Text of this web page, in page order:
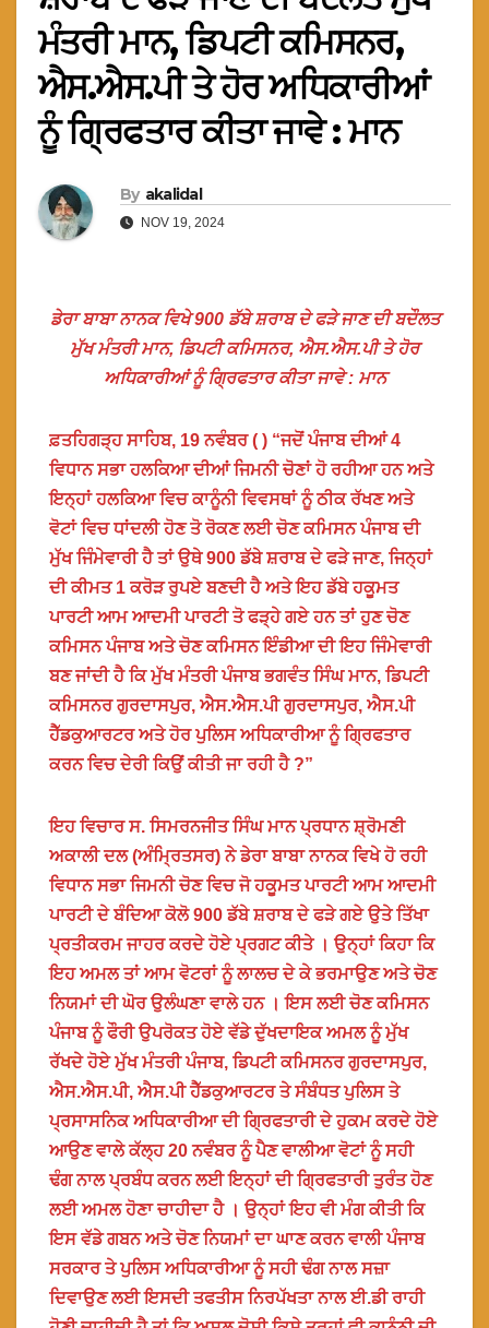
ਮੰਤਰੀ ਮਾਨ, ਡਿਪਟੀ ਕਮਿਸਨਰ,
ਐਸ.ਐਸ.ਪੀ ਤੇ ਹੋਰ ਅਧਿਕਾਰੀਆਂ
ਨੂੰ ਗ੍ਰਿਫਤਾਰ ਕੀਤਾ ਜਾਵੇ : ਮਾਨ
By akalidal
NOV 19, 2024
ਡੇਰਾ ਬਾਬਾ ਨਾਨਕ ਵਿਖੇ 900 ਡੱਬੇ ਸ਼ਰਾਬ ਦੇ ਫੜੇ ਜਾਣ ਦੀ ਬਦੌਲਤ
ਮੁੱਖ ਮੰਤਰੀ ਮਾਨ, ਡਿਪਟੀ ਕਮਿਸਨਰ, ਐਸ.ਐਸ.ਪੀ ਤੇ ਹੋਰ
ਅਧਿਕਾਰੀਆਂ ਨੂੰ ਗ੍ਰਿਫਤਾਰ ਕੀਤਾ ਜਾਵੇ : ਮਾਨ
ਫ਼ਤਹਿਗੜ੍ਹ ਸਾਹਿਬ, 19 ਨਵੰਬਰ ( ) “ਜਦੋਂ ਪੰਜਾਬ ਦੀਆਂ 4
ਵਿਧਾਨ ਸਭਾ ਹਲਕਿਆ ਦੀਆਂ ਜਿਮਨੀ ਚੋਣਾਂ ਹੋ ਰਹੀਆ ਹਨ ਅਤੇ
ਇਨ੍ਹਾਂ ਹਲਕਿਆ ਵਿਚ ਕਾਨੂੰਨੀ ਵਿਵਸਥਾਂ ਨੂੰ ਠੀਕ ਰੱਖਣ ਅਤੇ
ਵੋਟਾਂ ਵਿਚ ਧਾਂਦਲੀ ਹੋਣ ਤੋ ਰੋਕਣ ਲਈ ਚੋਣ ਕਮਿਸਨ ਪੰਜਾਬ ਦੀ
ਮੁੱਖ ਜਿੰਮੇਵਾਰੀ ਹੈ ਤਾਂ ਉਥੇ 900 ਡੱਬੇ ਸ਼ਰਾਬ ਦੇ ਫੜੇ ਜਾਣ, ਜਿਨ੍ਹਾਂ
ਦੀ ਕੀਮਤ 1 ਕਰੋੜ ਰੁਪਏ ਬਣਦੀ ਹੈ ਅਤੇ ਇਹ ਡੱਬੇ ਹਕੂਮਤ
ਪਾਰਟੀ ਆਮ ਆਦਮੀ ਪਾਰਟੀ ਤੋ ਫੜ੍ਹੇ ਗਏ ਹਨ ਤਾਂ ਹੁਣ ਚੋਣ
ਕਮਿਸਨ ਪੰਜਾਬ ਅਤੇ ਚੋਣ ਕਮਿਸਨ ਇੰਡੀਆ ਦੀ ਇਹ ਜਿੰਮੇਵਾਰੀ
ਬਣ ਜਾਂਦੀ ਹੈ ਕਿ ਮੁੱਖ ਮੰਤਰੀ ਪੰਜਾਬ ਭਗਵੰਤ ਸਿੰਘ ਮਾਨ, ਡਿਪਟੀ
ਕਮਿਸਨਰ ਗੁਰਦਾਸਪੁਰ, ਐਸ.ਐਸ.ਪੀ ਗੁਰਦਾਸਪੁਰ, ਐਸ.ਪੀ
ਹੈੱਡਕੁਆਰਟਰ ਅਤੇ ਹੋਰ ਪੁਲਿਸ ਅਧਿਕਾਰੀਆ ਨੂੰ ਗ੍ਰਿਫਤਾਰ
ਕਰਨ ਵਿਚ ਦੇਰੀ ਕਿਉਂ ਕੀਤੀ ਜਾ ਰਹੀ ਹੈ ?”
ਇਹ ਵਿਚਾਰ ਸ. ਸਿਮਰਨਜੀਤ ਸਿੰਘ ਮਾਨ ਪ੍ਰਧਾਨ ਸ਼੍ਰੋਮਣੀ
ਅਕਾਲੀ ਦਲ (ਅੰਮ੍ਰਿਤਸਰ) ਨੇ ਡੇਰਾ ਬਾਬਾ ਨਾਨਕ ਵਿਖੇ ਹੋ ਰਹੀ
ਵਿਧਾਨ ਸਭਾ ਜਿਮਨੀ ਚੋਣ ਵਿਚ ਜੋ ਹਕੂਮਤ ਪਾਰਟੀ ਆਮ ਆਦਮੀ
ਪਾਰਟੀ ਦੇ ਬੰਦਿਆ ਕੋਲੋ 900 ਡੱਬੇ ਸ਼ਰਾਬ ਦੇ ਫੜੇ ਗਏ ਉਤੇ ਤਿੱਖਾ
ਪ੍ਰਤੀਕਰਮ ਜਾਹਰ ਕਰਦੇ ਹੋਏ ਪ੍ਰਗਟ ਕੀਤੇ । ਉਨ੍ਹਾਂ ਕਿਹਾ ਕਿ
ਇਹ ਅਮਲ ਤਾਂ ਆਮ ਵੋਟਰਾਂ ਨੂੰ ਲਾਲਚ ਦੇ ਕੇ ਭਰਮਾਉਣ ਅਤੇ ਚੋਣ
ਨਿਯਮਾਂ ਦੀ ਘੋਰ ਉਲੰਘਣਾ ਵਾਲੇ ਹਨ । ਇਸ ਲਈ ਚੋਣ ਕਮਿਸਨ
ਪੰਜਾਬ ਨੂੰ ਫੌਰੀ ਉਪਰੋਕਤ ਹੋਏ ਵੱਡੇ ਦੁੱਖਦਾਇਕ ਅਮਲ ਨੂੰ ਮੁੱਖ
ਰੱਖਦੇ ਹੋਏ ਮੁੱਖ ਮੰਤਰੀ ਪੰਜਾਬ, ਡਿਪਟੀ ਕਮਿਸਨਰ ਗੁਰਦਾਸਪੁਰ,
ਐਸ.ਐਸ.ਪੀ, ਐਸ.ਪੀ ਹੈੱਡਕੁਆਰਟਰ ਤੇ ਸੰਬੰਧਤ ਪੁਲਿਸ ਤੇ
ਪ੍ਰਸਾਸਨਿਕ ਅਧਿਕਾਰੀਆ ਦੀ ਗ੍ਰਿਫਤਾਰੀ ਦੇ ਹੁਕਮ ਕਰਦੇ ਹੋਏ
ਆਉਣ ਵਾਲੇ ਕੱਲ੍ਹ 20 ਨਵੰਬਰ ਨੂੰ ਪੈਣ ਵਾਲੀਆ ਵੋਟਾਂ ਨੂੰ ਸਹੀ
ਢੰਗ ਨਾਲ ਪ੍ਰਬੰਧ ਕਰਨ ਲਈ ਇਨ੍ਹਾਂ ਦੀ ਗ੍ਰਿਫਤਾਰੀ ਤੁਰੰਤ ਹੋਣ
ਲਈ ਅਮਲ ਹੋਣਾ ਚਾਹੀਦਾ ਹੈ । ਉਨ੍ਹਾਂ ਇਹ ਵੀ ਮੰਗ ਕੀਤੀ ਕਿ
ਇਸ ਵੱਡੇ ਗਬਨ ਅਤੇ ਚੋਣ ਨਿਯਮਾਂ ਦਾ ਘਾਣ ਕਰਨ ਵਾਲੀ ਪੰਜਾਬ
ਸਰਕਾਰ ਤੇ ਪੁਲਿਸ ਅਧਿਕਾਰੀਆ ਨੂੰ ਸਹੀ ਢੰਗ ਨਾਲ ਸਜ਼ਾ
ਦਿਵਾਉਣ ਲਈ ਇਸਦੀ ਤਫਤੀਸ ਨਿਰਪੱਖਤਾ ਨਾਲ ਈ.ਡੀ ਰਾਹੀ